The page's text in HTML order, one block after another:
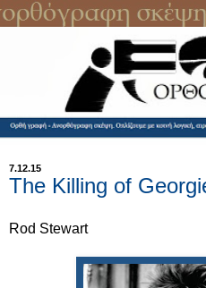
7.12.15
The Killing of
Rod Stewart